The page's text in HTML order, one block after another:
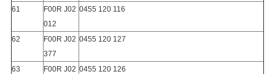
61
F00R J02
012
0455 120 116
62
F00R J02
377
0455 120 127
63
F00R J02 0455 120 126